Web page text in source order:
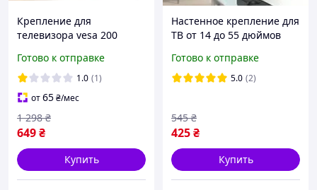
Крепление для
телевизора vesa 200
регулировка расстояния
настенный держатель
117B для ТВ
Готово к отправке
1.0 (1)
от65₴/мес
649₴
1 298 ₴
Купить
Настенное крепление для
ТВ от 14 до 55 дюймов
для телевизора HDL-117B-
2
Готово к отправке
5.0 (2)
425₴
545 ₴
Купить